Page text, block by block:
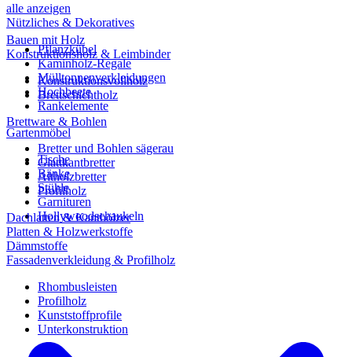
alle anzeigen
Nützliches & Dekoratives
Pflanzkübel
Kaminholz-Regale
Mülltonnenverkleidungen
Hochbeete
Rankelemente
Gartenmöbel
Tische
Bänke
Stühle
Garnituren
Hollywoodschaukeln
Bauen mit Holz
Konstruktionsholz & Leimbinder
Konstruktionsvollholz
Brettschichtholz
Brettware & Bohlen
Bretter und Bohlen sägerau
Glattkantbretter
Altholzbretter
Profilholz
Dachlatten & Kanthölzer
Platten & Holzwerkstoffe
Dämmstoffe
Fassadenverkleidung & Profilholz
Rhombusleisten
Profilholz
Kunststoffprofile
Unterkonstruktion